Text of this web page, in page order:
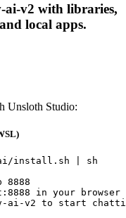
ai-v2 with libraries,
local apps.
Unsloth Studio:
install.sh | sh
in your browser
ai-v2 to start